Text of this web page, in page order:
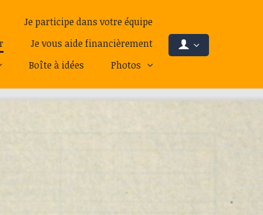
Je participe dans votre équipe
Je vous aide financièrement
Boîte à idées Photos